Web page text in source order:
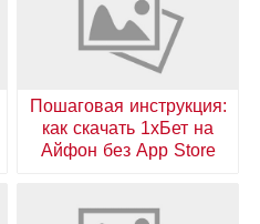
Пошаговая инструкция:
как скачать 1хБет на
Айфон без App Store